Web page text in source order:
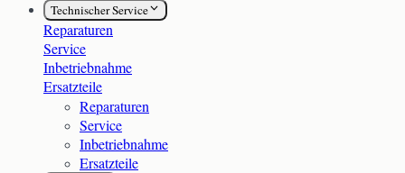
Technischer Service
Reparaturen
Service
Inbetriebnahme
Ersatzteile
Reparaturen
Service
Inbetriebnahme
Ersatzteile